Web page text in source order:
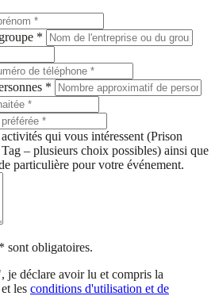
*
*
qui vous intéressent (Prison
– plusieurs choix possibles) ainsi que
particulière pour votre événement.
sont obligatoires.
je déclare avoir lu et compris la
et les conditions d'utilisation et de